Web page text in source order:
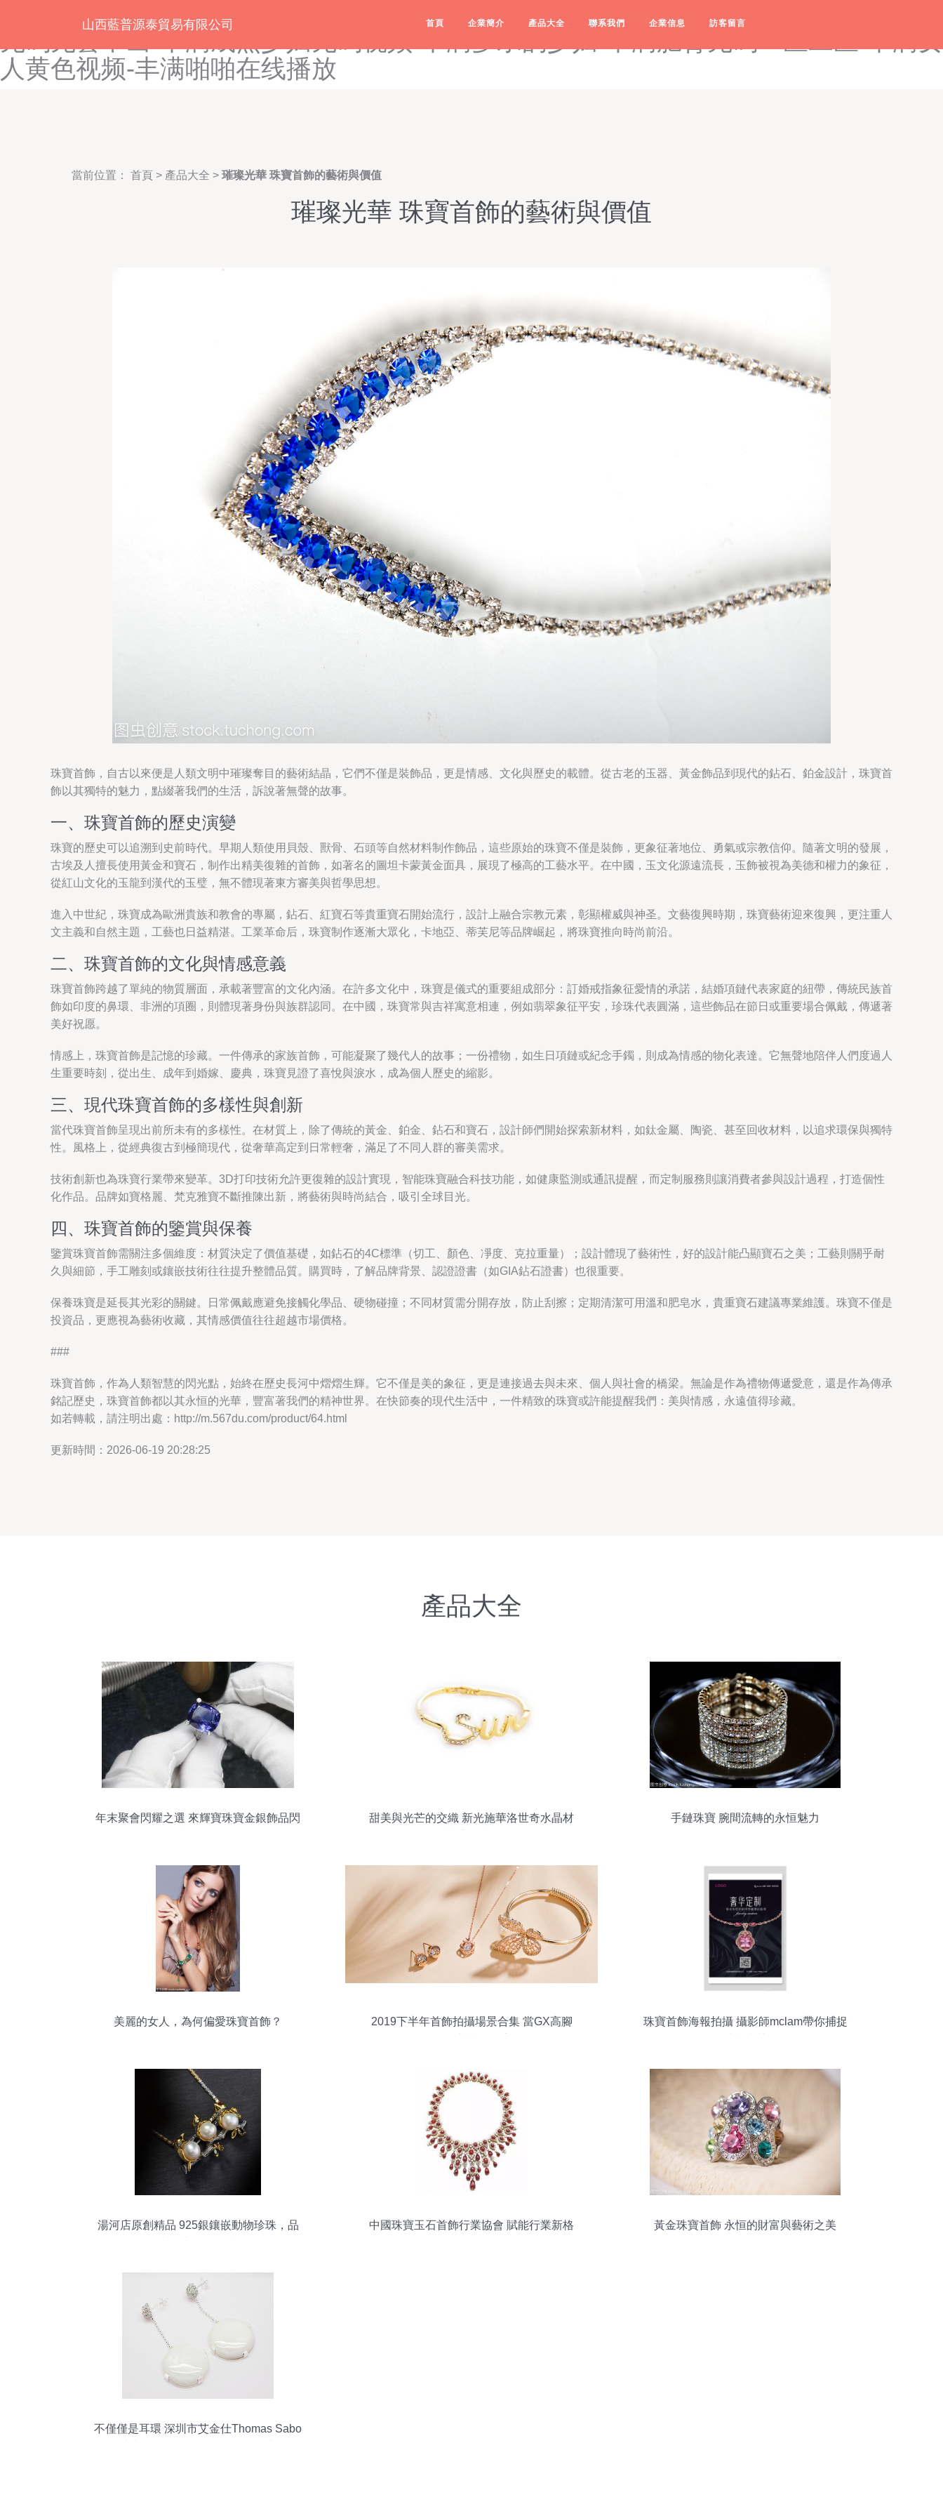
豆花视频在线免费观看-豆花网站免费在线观看-豆花一区二区-豆花最新网站-丰满白嫩
人黄色视频-丰满啪啪在线播放
山西藍普源泰貿易有限公司 首頁 企業簡介 產品大全 聯系我們 企業信息 訪客留言
當前位置： 首頁 > 產品大全 > 璀璨光華 珠寶首飾的藝術與價值
璀璨光華 珠寶首飾的藝術與價值
珠寶首飾，自古以來便是人類文明中璀璨奪目的藝術結晶，它們不僅是裝飾品，更是情感、文化與歷史的載體。從古老的玉器、黃金飾品到現代的鉆石、鉑金設計，珠寶首
飾以其獨特的魅力，點綴著我們的生活，訴說著無聲的故事。
一、珠寶首飾的歷史演變
珠寶的歷史可以追溯到史前時代。早期人類使用貝殼、獸骨、石頭等自然材料制作飾品，這些原始的珠寶不僅是裝飾，更象征著地位、勇氣或宗教信仰。隨著文明的發展，
古埃及人擅長使用黃金和寶石，制作出精美復雜的首飾，如著名的圖坦卡蒙黃金面具，展現了極高的工藝水平。在中國，玉文化源遠流長，玉飾被視為美德和權力的象征，
從紅山文化的玉龍到漢代的玉璧，無不體現著東方審美與哲學思想。
進入中世紀，珠寶成為歐洲貴族和教會的專屬，鉆石、紅寶石等貴重寶石開始流行，設計上融合宗教元素，彰顯權威與神圣。文藝復興時期，珠寶藝術迎來復興，更注重人
文主義和自然主題，工藝也日益精湛。工業革命后，珠寶制作逐漸大眾化，卡地亞、蒂芙尼等品牌崛起，將珠寶推向時尚前沿。
二、珠寶首飾的文化與情感意義
珠寶首飾跨越了單純的物質層面，承載著豐富的文化內涵。在許多文化中，珠寶是儀式的重要組成部分：訂婚戒指象征愛情的承諾，結婚項鏈代表家庭的紐帶，傳統民族首
飾如印度的鼻環、非洲的項圈，則體現著身份與族群認同。在中國，珠寶常與吉祥寓意相連，例如翡翠象征平安，珍珠代表圓滿，這些飾品在節日或重要場合佩戴，傳遞著
美好祝愿。
情感上，珠寶首飾是記憶的珍藏。一件傳承的家族首飾，可能凝聚了幾代人的故事；一份禮物，如生日項鏈或紀念手鐲，則成為情感的物化表達。它無聲地陪伴人們度過人
生重要時刻，從出生、成年到婚嫁、慶典，珠寶見證了喜悅與淚水，成為個人歷史的縮影。
三、現代珠寶首飾的多樣性與創新
當代珠寶首飾呈現出前所未有的多樣性。在材質上，除了傳統的黃金、鉑金、鉆石和寶石，設計師們開始探索新材料，如鈦金屬、陶瓷、甚至回收材料，以追求環保與獨特
性。風格上，從經典復古到極簡現代，從奢華高定到日常輕奢，滿足了不同人群的審美需求。
技術創新也為珠寶行業帶來變革。3D打印技術允許更復雜的設計實現，智能珠寶融合科技功能，如健康監測或通訊提醒，而定制服務則讓消費者參與設計過程，打造個性
化作品。品牌如寶格麗、梵克雅寶不斷推陳出新，將藝術與時尚結合，吸引全球目光。
四、珠寶首飾的鑒賞與保養
鑒賞珠寶首飾需關注多個維度：材質決定了價值基礎，如鉆石的4C標準（切工、顏色、凈度、克拉重量）；設計體現了藝術性，好的設計能凸顯寶石之美；工藝則關乎耐
久與細節，手工雕刻或鑲嵌技術往往提升整體品質。購買時，了解品牌背景、認證證書（如GIA鉆石證書）也很重要。
保養珠寶是延長其光彩的關鍵。日常佩戴應避免接觸化學品、硬物碰撞；不同材質需分開存放，防止刮擦；定期清潔可用溫和肥皂水，貴重寶石建議專業維護。珠寶不僅是
投資品，更應視為藝術收藏，其情感價值往往超越市場價格。
###
珠寶首飾，作為人類智慧的閃光點，始終在歷史長河中熠熠生輝。它不僅是美的象征，更是連接過去與未來、個人與社會的橋梁。無論是作為禮物傳遞愛意，還是作為傳承
銘記歷史，珠寶首飾都以其永恒的光華，豐富著我們的精神世界。在快節奏的現代生活中，一件精致的珠寶或許能提醒我們：美與情感，永遠值得珍藏。
如若轉載，請注明出處：http://m.567du.com/product/64.html
更新時間：2026-06-19 20:28:25
產品大全
年末聚會閃耀之選 來輝寶珠寶金銀飾品閃
甜美與光芒的交織 新光施華洛世奇水晶材
手鏈珠寶 腕間流轉的永恒魅力
美麗的女人，為何偏愛珠寶首飾？
2019下半年首飾拍攝場景合集 當GX高腳
珠寶首飾海報拍攝 攝影師mclam帶你捕捉
湯河店原創精品 925銀鑲嵌動物珍珠，品
中國珠寶玉石首飾行業協會 賦能行業新格
黃金珠寶首飾 永恒的財富與藝術之美
不僅僅是耳環 深圳市艾金仕Thomas Sabo